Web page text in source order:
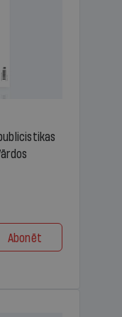
Abonēt